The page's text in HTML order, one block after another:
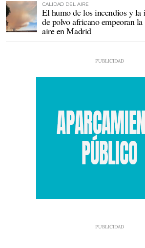
CALIDAD DEL AIRE
El humo de los incendios y la
de polvo africano empeoran
aire en Madrid